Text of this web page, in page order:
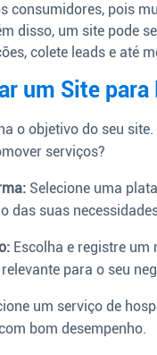
consumidores, pois
disso, um site pode
colete leads e até
um Site
o objetivo do seu
serviços?
Selecione uma
das suas
Escolha e registre
para o seu
um serviço de
bom desempenho.